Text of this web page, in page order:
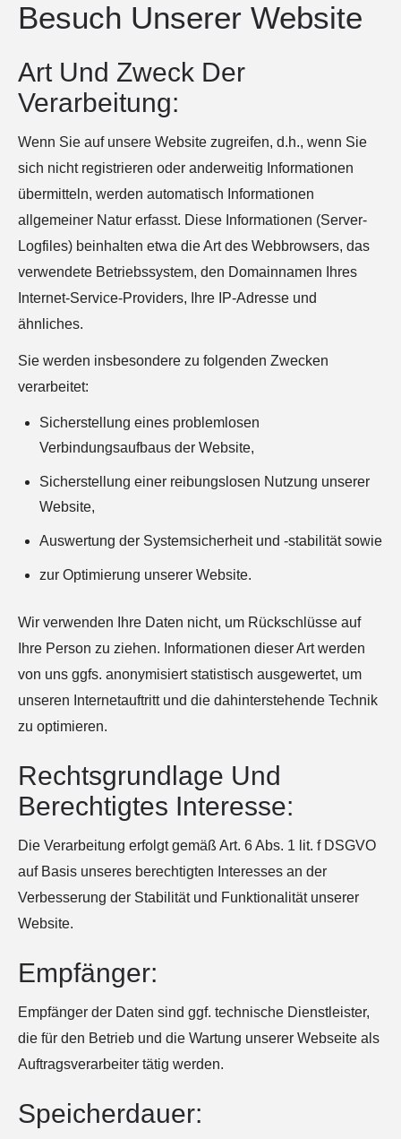
Besuch Unserer Website
Art Und Zweck Der
Verarbeitung:
Wenn Sie auf unsere Website zugreifen, d.h., wenn Sie
sich nicht registrieren oder anderweitig Informationen
übermitteln, werden automatisch Informationen
allgemeiner Natur erfasst. Diese Informationen (Server-
Logfiles) beinhalten etwa die Art des Webbrowsers, das
verwendete Betriebssystem, den Domainnamen Ihres
Internet-Service-Providers, Ihre IP-Adresse und
ähnliches.
Sie werden insbesondere zu folgenden Zwecken
verarbeitet:
Sicherstellung eines problemlosen
Verbindungsaufbaus der Website,
Sicherstellung einer reibungslosen Nutzung unserer
Website,
Auswertung der Systemsicherheit und -stabilität sowie
zur Optimierung unserer Website.
Wir verwenden Ihre Daten nicht, um Rückschlüsse auf
Ihre Person zu ziehen. Informationen dieser Art werden
von uns ggfs. anonymisiert statistisch ausgewertet, um
unseren Internetauftritt und die dahinterstehende Technik
zu optimieren.
Rechtsgrundlage Und
Berechtigtes Interesse:
Die Verarbeitung erfolgt gemäß Art. 6 Abs. 1 lit. f DSGVO
auf Basis unseres berechtigten Interesses an der
Verbesserung der Stabilität und Funktionalität unserer
Website.
Empfänger:
Empfänger der Daten sind ggf. technische Dienstleister,
die für den Betrieb und die Wartung unserer Webseite als
Auftragsverarbeiter tätig werden.
Speicherdauer: